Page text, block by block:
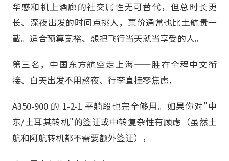
华感和机上酒廊的社交属性无可替代，但总时长更
长、深夜出发的时间点挑人，票价通常也比土航贵一
截。适合预算宽裕、想把飞行当天就当享受的人。
第三名，中国东方航空走上海——胜在全程中文衔
接、白天出发不用熬夜、行李直挂零焦虑，
A350-900 的 1-2-1 平躺段也完全够用。如果你对"中
东/土耳其转机"的签证或中转复杂性有顾虑（虽然土
航和阿航转机都不需要额外签证），